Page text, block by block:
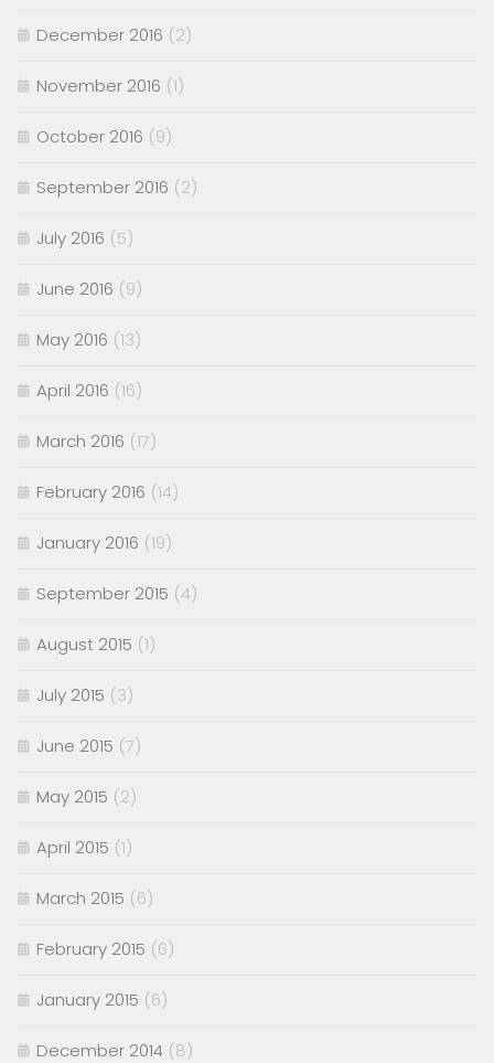
December 2016 (2)
November 2016 (1)
October 2016 (9)
September 2016 (2)
July 2016 (5)
June 2016 (9)
May 2016 (13)
April 2016 (16)
March 2016 (17)
February 2016 (14)
January 2016 (19)
September 2015 (4)
August 2015 (1)
July 2015 (3)
June 2015 (7)
May 2015 (2)
April 2015 (1)
March 2015 (6)
February 2015 (6)
January 2015 (6)
December 2014 (8)